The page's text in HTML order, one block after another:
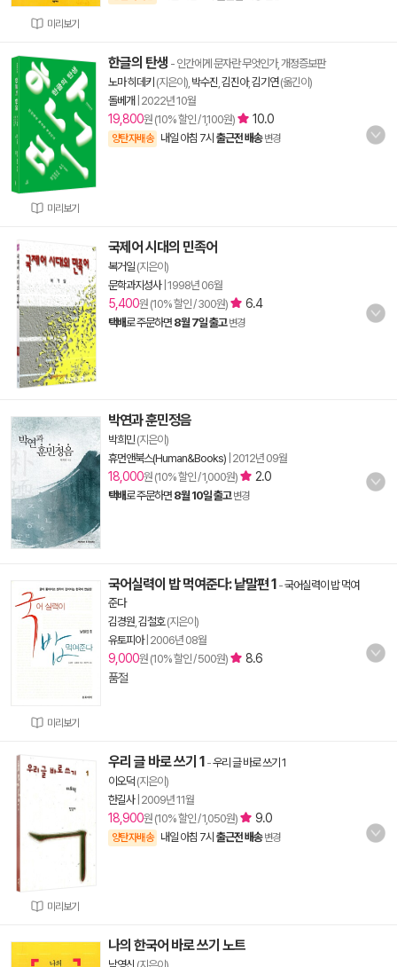
미리보기
미리보기
한글의 탄생 - 인간에게 문자란 무엇인가, 개정증보판
노마 히데키 (지은이), 박수진 김진아,김기연(옮긴이)
돌베개 2022년 10월
19,800원 (10% 할인 / 1,100원) 10.0
양탄자배송 내일 아침 7시 출근전 배송 변경
국제어 시대의 민족어
복거일 (지은이)
문학과지성사| 1998년 06월
5,400원 (10% 할인 / 300원) 6.4
택배로 주문하면 8월 7일 출고 변경
박연과 훈민정음
박희민(지은이)
휴먼앤북스(Human&Books) 2012년 09월
18,000원 (10% 할인 / 1,000원) 2.0
택배로 주문하면 8월 10일 출고 변경
미리보기
국어실력이 밥 먹여준다: 낱말편 1 -국어실력이 밥 먹여
준다
김경원 김철호(지은이)
유토피아| 2006년 08월
9,000원 (10% 할인 / 500원)
8.6
품절
미리보기
우리 글 바로 쓰기 1 -우리 글 바로 쓰기 1
이오덕 (지은이)
한길사| 2009년 11월
18,900원 (10% 할인 / 1,050원) 9.0
양탄자배송 내일 아침 7시 출근전 배송 변경
나의 한국어 바로 쓰기 노트